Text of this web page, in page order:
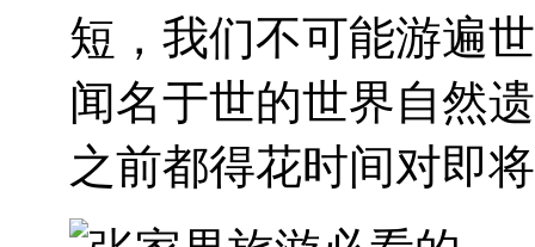
短，我们不可能游遍
闻名于世的世界自然
之前都得花时间对即